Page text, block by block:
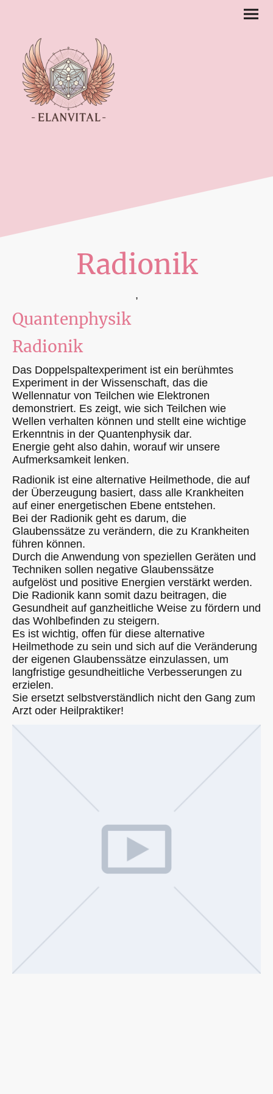
Radionik
,
Quantenphysik
Radionik
Das Doppelspaltexperiment ist ein berühmtes
Experiment in der Wissenschaft, das die
Wellennatur von Teilchen wie Elektronen
demonstriert. Es zeigt, wie sich Teilchen wie
Wellen verhalten können und stellt eine wichtige
Erkenntnis in der Quantenphysik dar.
Energie geht also dahin, worauf wir unsere
Aufmerksamkeit lenken.
Radionik ist eine alternative Heilmethode, die auf
der Überzeugung basiert, dass alle Krankheiten
auf einer energetischen Ebene entstehen.
Bei der Radionik geht es darum, die
Glaubenssätze zu verändern, die zu Krankheiten
führen können.
Durch die Anwendung von speziellen Geräten und
Techniken sollen negative Glaubenssätze
aufgelöst und positive Energien verstärkt werden.
Die Radionik kann somit dazu beitragen, die
Gesundheit auf ganzheitliche Weise zu fördern und
das Wohlbefinden zu steigern.
Es ist wichtig, offen für diese alternative
Heilmethode zu sein und sich auf die Veränderung
der eigenen Glaubenssätze einzulassen, um
langfristige gesundheitliche Verbesserungen zu
erzielen.
Sie ersetzt selbstverständlich nicht den Gang zum
Arzt oder Heilpraktiker!